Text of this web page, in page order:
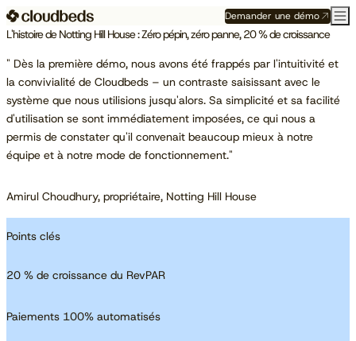
Demander une démo
L'histoire de Notting Hill House : Zéro pépin, zéro panne, 20 % de croissance
" Dès la première démo, nous avons été frappés par l'intuitivité et
la convivialité de Cloudbeds – un contraste saisissant avec le
système que nous utilisions jusqu'alors. Sa simplicité et sa facilité
d'utilisation se sont immédiatement imposées, ce qui nous a
permis de constater qu'il convenait beaucoup mieux à notre
équipe et à notre mode de fonctionnement."
Amirul Choudhury, propriétaire, Notting Hill House
Points clés
20 % de croissance du RevPAR
Paiements 100% automatisés